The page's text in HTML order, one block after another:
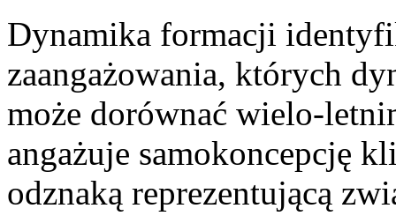
Dynamika formacji
zaangażowania, których
może dorównać wielo-
angażuje samokoncepcję
odznaką reprezentującą